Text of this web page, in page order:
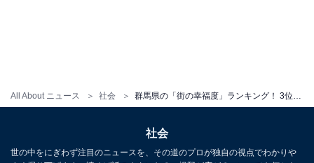
All About ニュース 社会
社会
世の中をにぎわず注目のニュースを、その道のプロが独自の視点でわかりや